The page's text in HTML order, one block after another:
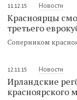
11.12.15 Новости
Красноярцы
третьего
Соперником
12.11.15 Новости
Ирландские
красноярского